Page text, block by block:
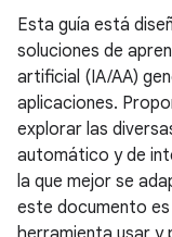
Esta guía está
soluciones de
artificial (IA/AA)
aplicaciones.
explorar las
automático y de
la que mejor se
este documento